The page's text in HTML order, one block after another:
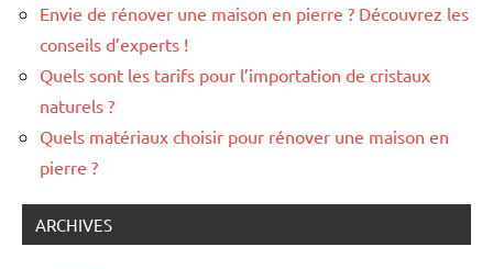
Envie de rénover une maison en pierre ? Découvrez les
conseils d’experts !
Quels sont les tarifs pour l’importation de cristaux
naturels ?
Quels matériaux choisir pour rénover une maison en
pierre ?
ARCHIVES